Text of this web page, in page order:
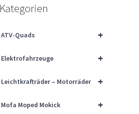
Kategorien
+
ATV-Quads
+
Elektrofahrzeuge
+
Leichtkrafträder – Motorräder
+
Mofa Moped Mokick